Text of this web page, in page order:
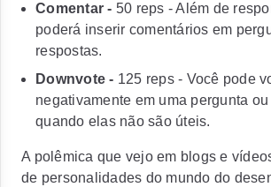
Comentar - 50 reps - Além de
poderá inserir comentários em
respostas.
Downvote - 125 reps- Você pode
negativamente em uma pergunta
quando elas não são úteis.
A polêmica que vejo em blogs e
de personalidades do mundo do